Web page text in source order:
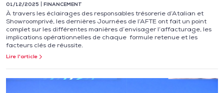
01/12/2025 FINANCEMENT
À travers les éclairages des responsables trésorerie d’Atalian et
Showroomprivé, les dernières Journées de l’AFTE ont fait un point
complet sur les différentes manières d’envisager l’affacturage, les
implications opérationnelles de chaque formule retenue et les
facteurs clés de réussite.
Lire l'article